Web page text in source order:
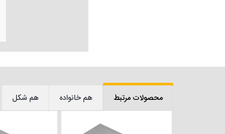
محصولات مرتبط هم خانواده هم شکل